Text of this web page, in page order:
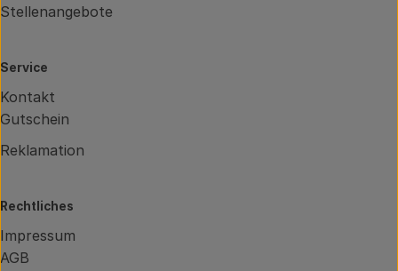
Stellenangebote
Service
Kontakt
Gutschein
Reklamation
Rechtliches
Impressum
AGB